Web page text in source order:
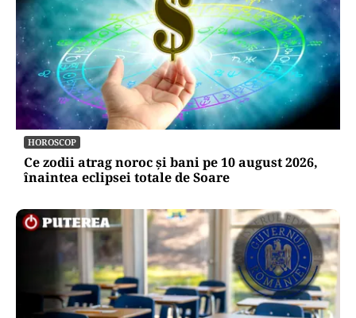
HOROSCOP
Ce zodii atrag noroc și bani pe 10 august 2026,
înaintea eclipsei totale de Soare